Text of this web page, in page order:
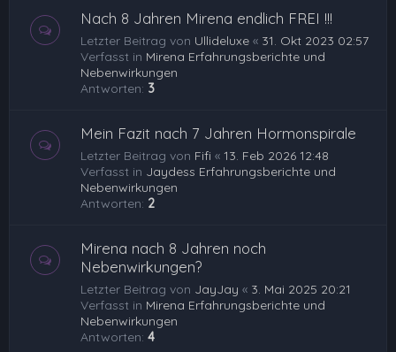
Nach 8 Jahren Mirena endlich FREI !!!
Letzter Beitrag von Ullideluxe « 31. Okt 2023 02:57
Verfasst in Mirena Erfahrungsberichte und
Nebenwirkungen
Antworten: 3
Mein Fazit nach 7 Jahren Hormonspirale
Letzter Beitrag von Fifi « 13. Feb 2026 12:48
Verfasst in Jaydess Erfahrungsberichte und
Nebenwirkungen
Antworten: 2
Mirena nach 8 Jahren noch
Nebenwirkungen?
Letzter Beitrag von JayJay « 3. Mai 2025 20:21
Verfasst in Mirena Erfahrungsberichte und
Nebenwirkungen
Antworten: 4